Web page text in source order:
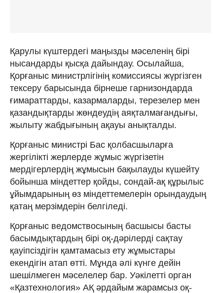
Қарулы күштердегі маңызды мәселенің бірі
нысандарды қысқа дайындау. Осылайша,
Қорғаныс министрлігінің комиссиясы жүргізген
тексеру барысында бірнеше гарнизондарда
ғимараттарды, казармаларды, терезелер мен
қазандықтарды жөндеудің аяқталмағандығы,
жылыту жабдығының ақауы анықталды.
Қорғаныс министрі Бас қолбасшыларға
жергілікті жерлерде жұмыс жүргізетін
мердігерлердің жұмысын бақылауды күшейту
бойынша міндеттер қойды, сондай-ақ құрылыс
ұйымдарының өз міндеттемелерін орындаудың
қатаң мерзімдерін белгіледі.
Қорғаныс ведомствосының басшысы басты
басымдықтардың бірі оқ-дәрілерді сақтау
қауіпсіздігін қамтамасыз ету жұмыстары
екендігін атап өтті. Мұнда әлі күнге дейін
шешілмеген мәселелер бар. Уәкілетті орган
«Қазтехнология» АҚ әрдайым жарамсыз оқ-